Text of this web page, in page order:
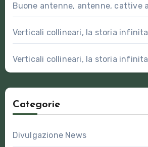
Buone antenne, antenne, cattive
Verticali collineari, la storia infinita
Verticali collineari, la storia
Categorie
Divulgazione News